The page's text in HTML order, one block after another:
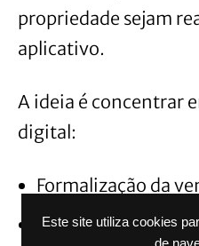
Este site utiliza cookies
de
propriedade sejam
aplicativo.
A ideia é concentrar
digital:
Formalização da
Transferência de